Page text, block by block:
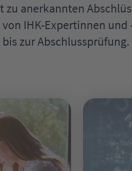
anerkannten
IHK-Expertinnen
zur